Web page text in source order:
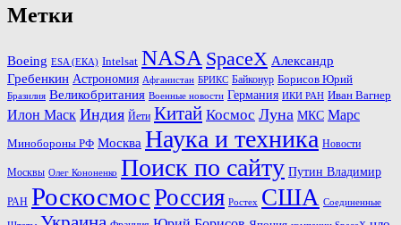
Метки
Boeing ESA (ЕКА) Intelsat NASA SpaceX Александр
Гребенкин Астрономия Афганистан БРИКС Байконур Борисов Юрий
Бразилия Великобритания Военные новости Германия ИКИ РАН Иван Вагнер
Илон Маск Индия Йети Китай Космос Луна МКС Марс
Минoбороны РФ Москва Наука и техника Новости
Москвы Олег Кононенко Поиск по сайту Путин Владимир
РАН РоскосмосРоссия Ростех США Соединенные